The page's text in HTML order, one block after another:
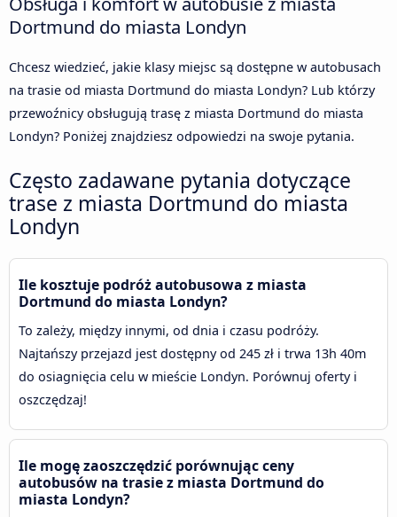
Dortmund do miasta Londyn
Chcesz wiedzieć, jakie klasy miejsc są dostępne w autobusach
na trasie od miasta Dortmund do miasta Londyn? Lub którzy
przewoźnicy obsługują trasę z miasta Dortmund do miasta
Londyn? Poniżej znajdziesz odpowiedzi na swoje pytania.
Często zadawane pytania dotyczące
trase z miasta Dortmund do miasta
Londyn
Ile kosztuje podróż autobusowa z miasta
Dortmund do miasta Londyn?
To zależy, między innymi, od dnia i czasu podróży.
Najtańszy przejazd jest dostępny od 245 zł i trwa 13h 40m
do osiagnięcia celu w mieście Londyn. Porównuj oferty i
oszczędzaj!
Ile mogę zaoszczędzić porównując ceny
autobusów na trasie z miasta Dortmund do
miasta Londyn?